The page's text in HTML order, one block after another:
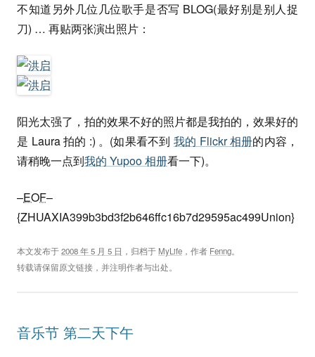
不知道另外几位几位歌手是否写 BLOG(最好别是别人捉
刀) … 再贴两张演出照片：
阳光太强了，拍的效果不好的照片都是我拍的，效果好的
是 Laura 拍的 :) 。(如果看不到 我的 Flickr 相册的内容，
请稍晚一点到我的 Yupoo 相册看一下)。
–EOF–
{ZHUAXIA399b3bd3f2b646ffc16b7d29595ac499Union}
本文发布于2008 年 5 月 5 日 ，归档于 MyLife ，作者 Fenng。
转载请保留原文链接，并注明作者与出处。
音乐节 第二天下午